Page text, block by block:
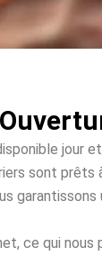
sont
ce qui